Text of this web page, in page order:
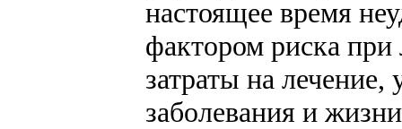
настоящее время
фактором риска
затраты на
заболевания и